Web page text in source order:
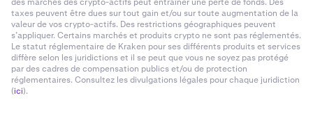
taxes peuvent être dues sur tout gain et/ou sur toute augmentation de la
valeur de vos crypto-actifs. Des restrictions géographiques peuvent
s’appliquer. Certains marchés et produits crypto ne sont pas réglementés.
Le statut réglementaire de Kraken pour ses différents produits et services
diffère selon les juridictions et il se peut que vous ne soyez pas protégé
par des cadres de compensation publics et/ou de protection
réglementaires. Consultez les divulgations légales pour chaque juridiction
(ici).